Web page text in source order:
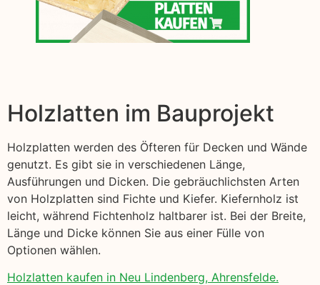
Holzlatten im Bauprojekt
Holzplatten werden des Öfteren für Decken und Wände
genutzt. Es gibt sie in verschiedenen Länge,
Ausführungen und Dicken. Die gebräuchlichsten Arten
von Holzplatten sind Fichte und Kiefer. Kiefernholz ist
leicht, während Fichtenholz haltbarer ist. Bei der Breite,
Länge und Dicke können Sie aus einer Fülle von
Optionen wählen.
Holzlatten kaufen in Neu Lindenberg, Ahrensfelde.